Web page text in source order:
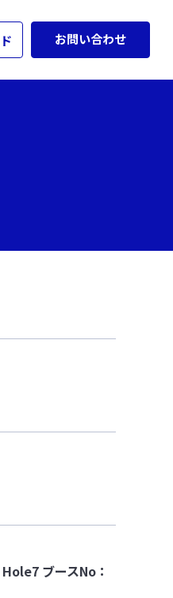
お問い合わせ
ブースNo：